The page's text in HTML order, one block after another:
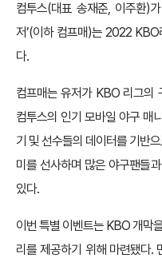
컴투스(대표 송재준, 이주환)
저’(이하 컴프매)는 2022
다.
컴프매는 유저가 KBO 리그의
컴투스의 인기 모바일 야구 매
기 및 선수들의 데이터를 기반
미를 선사하며 많은 야구팬들
있다.
이번 특별 이벤트는 KBO 개막
리를 제공하기 위해 마련됐다.